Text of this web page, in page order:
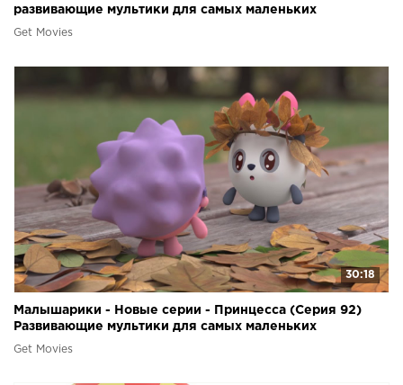
развивающие мультики для самых маленьких
Get Movies
30:18
Малышарики - Новые серии - Принцесса (Серия 92)
Развивающие мультики для самых маленьких
Get Movies